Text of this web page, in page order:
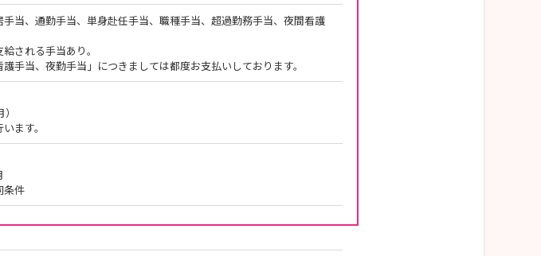
当、通勤手当、単身赴任手当、職種手当、超過勤務手当、夜間看護
される手当あり。
手当、夜勤手当」につきましては都度お支払いしております。
ます。
条件